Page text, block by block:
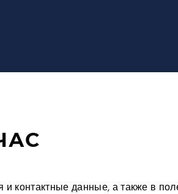
контактные данные, а также в